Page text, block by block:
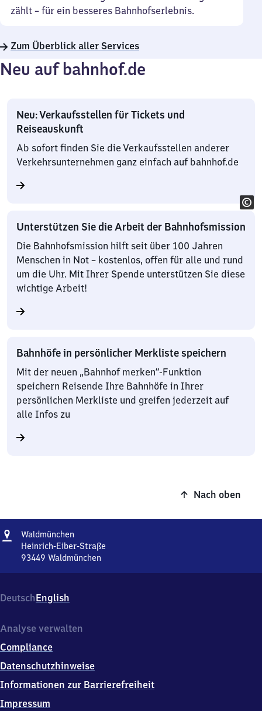
zählt – für ein besseres Bahnhofserlebnis.
Zum Überblick aller Services
Neu auf bahnhof.de
Neu: Verkaufsstellen für Tickets und
Reiseauskunft
Ab sofort finden Sie die Verkaufsstellen anderer
Verkehrsunternehmen ganz einfach auf bahnhof.de
Unterstützen Sie die Arbeit der Bahnhofsmission
Die Bahnhofsmission hilft seit über 100 Jahren
Menschen in Not – kostenlos, offen für alle und rund
um die Uhr. Mit Ihrer Spende unterstützen Sie diese
wichtige Arbeit!
Bahnhöfe in persönlicher Merkliste speichern
Mit der neuen „Bahnhof merken“-Funktion
speichern Reisende Ihre Bahnhöfe in Ihrer
persönlichen Merkliste und greifen jederzeit auf
alle Infos zu
Nach oben
Adresse
Waldmünchen
Heinrich-Eiber-Straße
93449 Waldmünchen
Eiber-
Straße,
3
4
9
DeutschEnglish
Analyse verwalten
Compliance
Datenschutzhinweise
Informationen zur Barrierefreiheit
Impressum